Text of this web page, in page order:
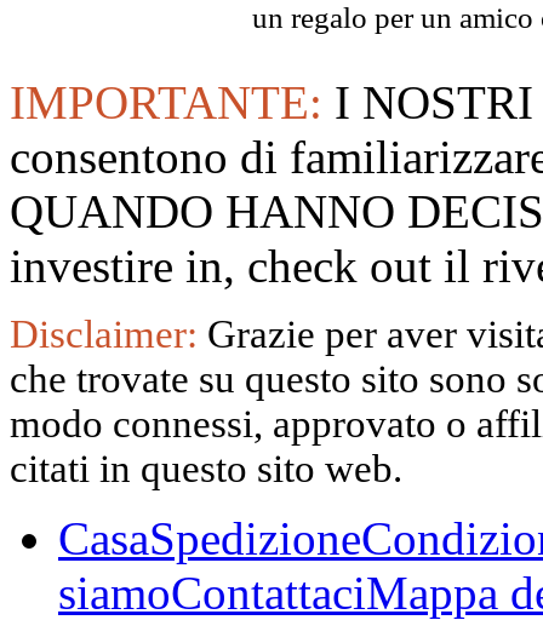
un regalo per un amico
IMPORTANTE: I
consentono di
QUANDO HANNO
investire in, check out il
Disclaimer: Grazie per aver
che trovate su questo sito sono
modo connessi, approvato o
citati in questo sito web.
CasaSpedizione
siamoContattaciMappa